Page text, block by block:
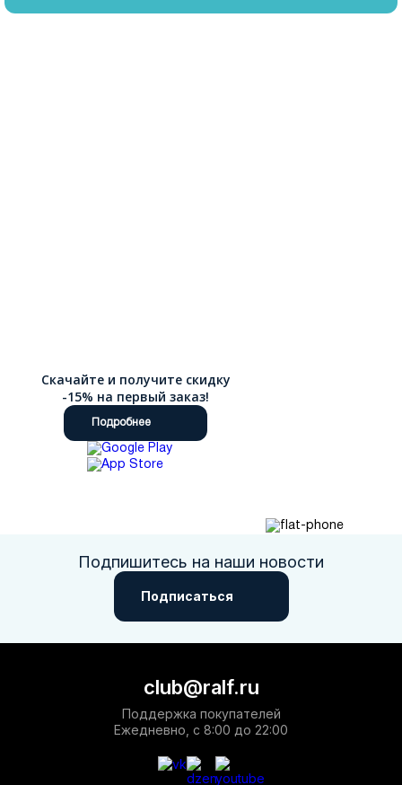
Скачайте и получите скидку
-15% на первый заказ!
Подробнее
Подпишитесь на наши новости
Подписаться
club@ralf.ru
Поддержка покупателей
Ежедневно, с 8:00 до 22:00